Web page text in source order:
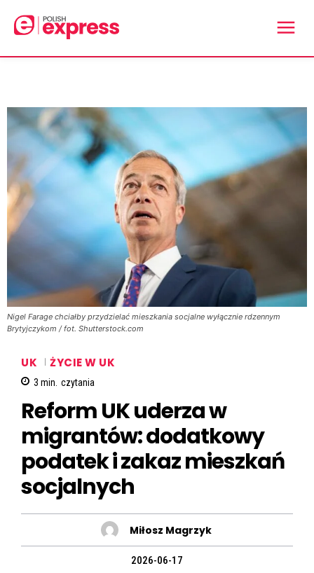
Nigel Farage chciałby przydzielać mieszkania socjalne wyłącznie rdzennym
Brytyjczykom / fot. Shutterstock.com
UK ŻYCIE W UK
3 min. czytania
Reform UK uderza w
migrantów: dodatkowy
podatek i zakaz mieszkań
socjalnych
Miłosz Magrzyk
2026-06-17